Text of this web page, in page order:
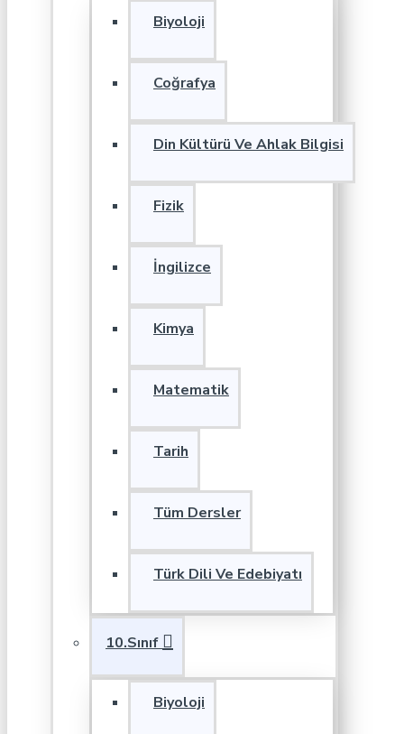
Biyoloji
Coğrafya
Din Kültürü Ve Ahlak Bilgisi
Fizik
İngilizce
Kimya
Matematik
Tarih
Tüm Dersler
Türk Dili Ve Edebiyatı
10.Sınıf
Biyoloji